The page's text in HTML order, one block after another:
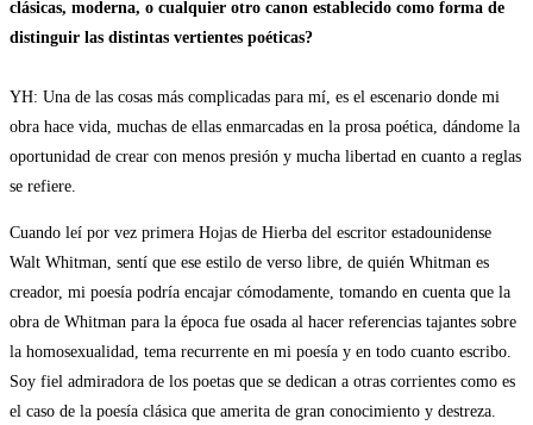
clásicas, moderna, o cualquier otro canon establecido como forma de
distinguir las distintas vertientes poéticas?
YH: Una de las cosas más complicadas para mí, es el escenario donde mi
obra hace vida, muchas de ellas enmarcadas en la prosa poética, dándome la
oportunidad de crear con menos presión y mucha libertad en cuanto a reglas
se refiere.
Cuando leí por vez primera Hojas de Hierba del escritor estadounidense
Walt Whitman, sentí que ese estilo de verso libre, de quién Whitman es
creador, mi poesía podría encajar cómodamente, tomando en cuenta que la
obra de Whitman para la época fue osada al hacer referencias tajantes sobre
la homosexualidad, tema recurrente en mi poesía y en todo cuanto escribo.
Soy fiel admiradora de los poetas que se dedican a otras corrientes como es
el caso de la poesía clásica que amerita de gran conocimiento y destreza.